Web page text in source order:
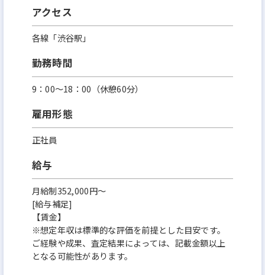
アクセス
各線「渋谷駅」
勤務時間
9：00～18：00（休 憩60分）
雇用形態
正社員
給与
月給制352,000円～
[給与補足]
【賃金】
※想定年収は標準的な評価を前提とした目安です。
ご経験や成果、査定結果によっては、記載金額以上
となる可能性があります。